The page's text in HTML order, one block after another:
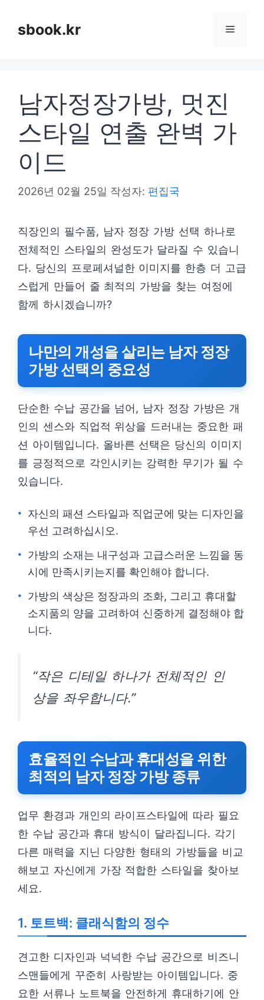
sbook.kr 메
남자정장가방, 멋진
스타일 연출 완벽 가
이드
2026년 02월 25일 작성자: 편집국
직장인의 필수품, 남자 정장 가방 선택 하나로
전체적인 스타일의 완성도가 달라질 수 있습니
다. 당신의 프로페셔널한 이미지를 한층 더 고급
스럽게 만들어 줄 최적의 가방을 찾는 여정에
함께 하시겠습니까?
나만의 개성을 살리는 남자 정장
가방 선택의 중요성
단순한 수납 공간을 넘어, 남자 정장 가방은 개
인의 센스와 직업적 위상을 드러내는 중요한 패
션 아이템입니다. 올바른 선택은 당신의 이미지
를 긍정적으로 각인시키는 강력한 무기가 될 수
있습니다.
자신의 패션 스타일과 직업군에 맞는 디자인을
우선 고려하십시오.
가방의 소재는 내구성과 고급스러운 느낌을 동
시에 만족시키는지를 확인해야 합니다.
가방의 색상은 정장과의 조화, 그리고 휴대할
소지품의 양을 고려하여 신중하게 결정해야 합
니다.
“작은 디테일 하나가 전체적인 인
상을 좌우합니다.”
효율적인 수납과 휴대성을 위한
최적의 남자 정장 가방 종류
업무 환경과 개인의 라이프스타일에 따라 필요
한 수납 공간과 휴대 방식이 달라집니다. 각기
다른 매력을 지닌 다양한 형태의 가방들을 비교
해보고 자신에게 가장 적합한 스타일을 찾아보
세요.
1. 토트백: 클래식함의 정수
견고한 디자인과 넉넉한 수납 공간으로 비즈니
스맨들에게 꾸준히 사랑받는 아이템입니다. 중
요한 서류나 노트북을 안전하게 휴대하기에 안